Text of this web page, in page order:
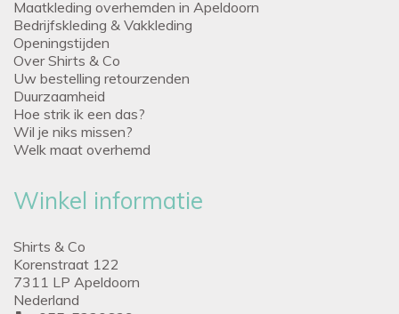
Maatkleding overhemden in Apeldoorn
Bedrijfskleding & Vakkleding
Openingstijden
Over Shirts & Co
Uw bestelling retourzenden
Duurzaamheid
Hoe strik ik een das?
Wil je niks missen?
Welk maat overhemd
Winkel informatie
Shirts & Co
Korenstraat 122
7311 LP Apeldoorn
Nederland